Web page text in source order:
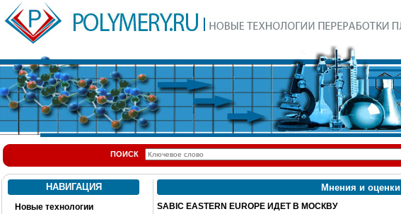
ПОИСК
НАВИГАЦИЯ
Новые технологии
Мнения и оценки
SABIC EASTERN EUROPE ИДЕТ В МОСКВУ